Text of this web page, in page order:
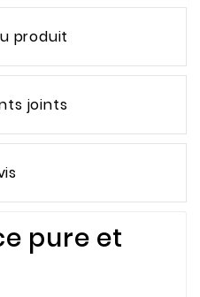
produit
joints
pure et